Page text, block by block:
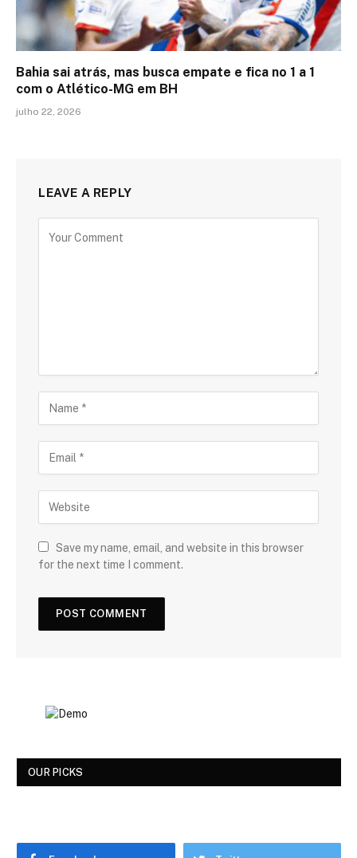
Bahia sai atrás, mas busca empate e fica no 1 a 1
com o Atlético-MG em BH
julho 22, 2026
LEAVE A REPLY
Save my name, email, and website in this browser
for the next time I comment.
OUR PICKS